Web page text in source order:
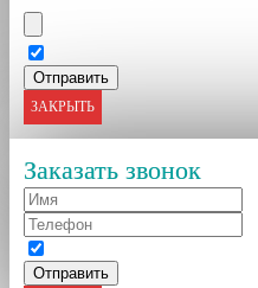
ЗАКРЫТЬ
Заказать звонок